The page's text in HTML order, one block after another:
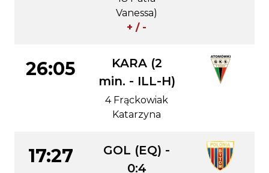
Vanessa)
+ / -
26:05
KARA (2
min. - ILL-H)
4 Frąckowiak
Katarzyna
17:27
GOL (EQ) -
0:4